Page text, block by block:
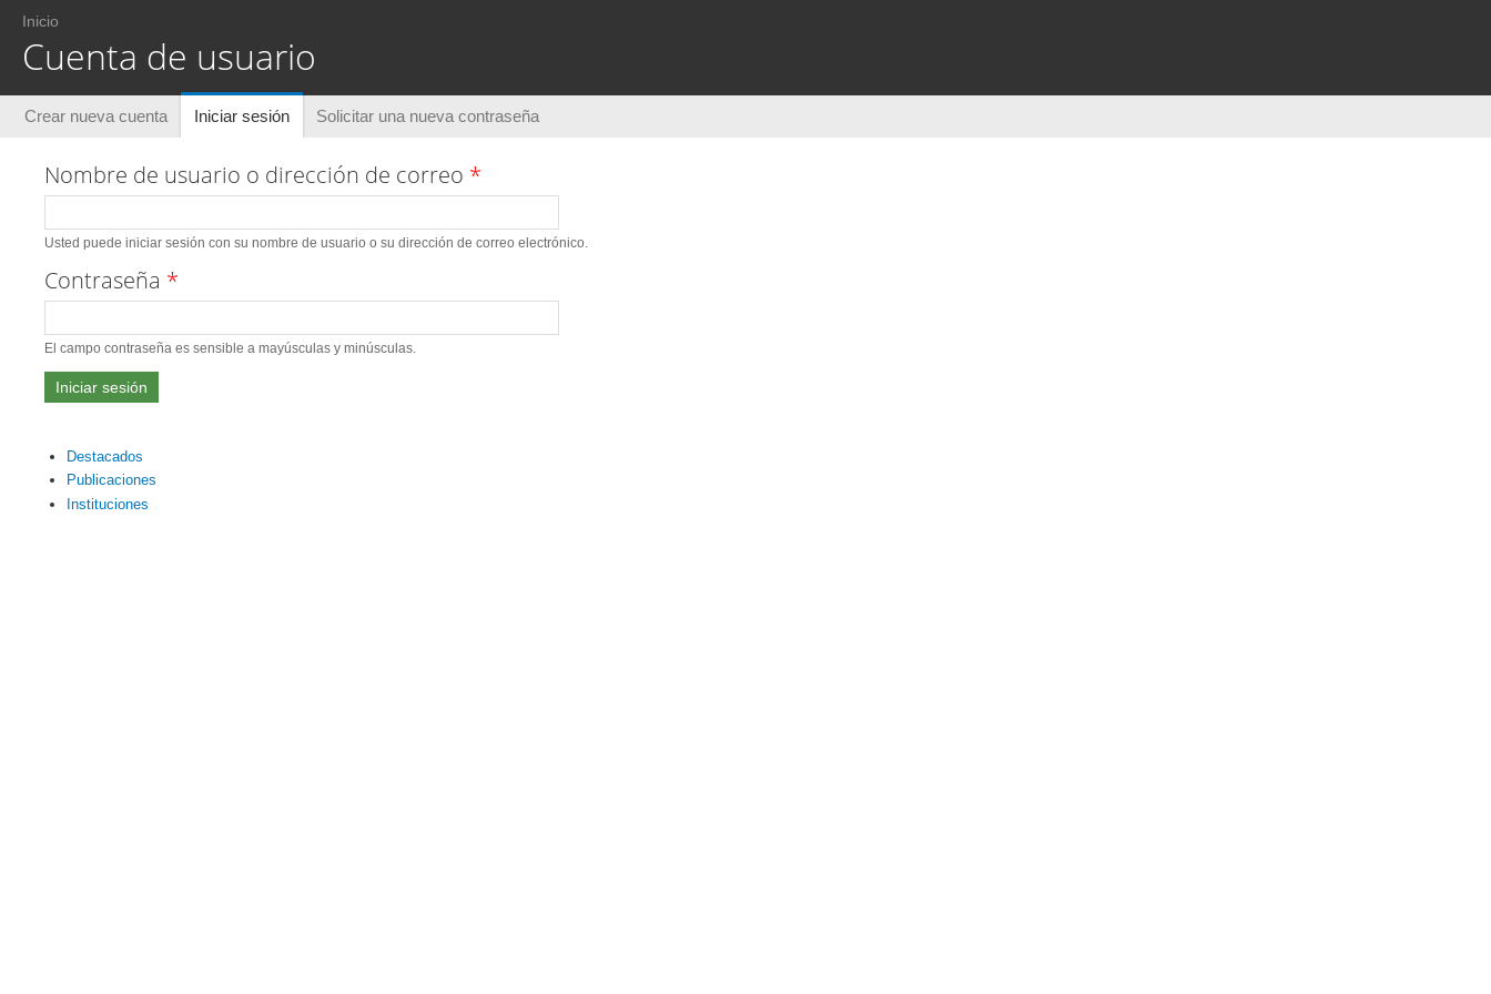
Usted está aquí
Inicio
Cuenta de usuario
Solapas principales
Crear nueva cuenta Iniciar sesión (solapa activa)
Solicitar una nueva contraseña
Nombre de usuario o dirección de correo *
Usted puede iniciar sesión con su nombre de usuario o su dirección de correo electrónico.
Contraseña *
El campo contraseña es sensible a mayúsculas y minúsculas.
Destacados
Publicaciones
Instituciones